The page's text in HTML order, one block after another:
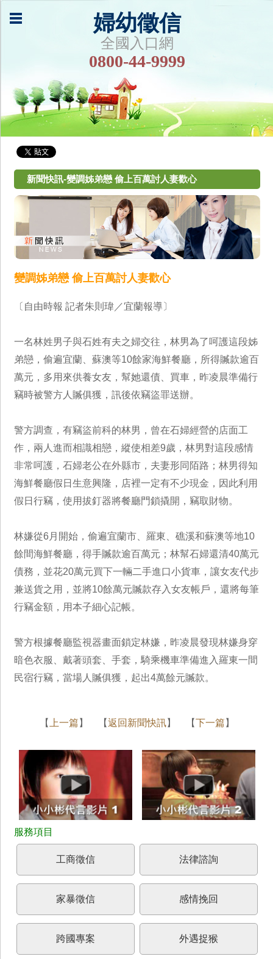
婦幼徵信
全國入口網
0800-44-9999
新聞快訊-變調姊弟戀 偷上百萬討人妻歡心
變調姊弟戀 偷上百萬討人妻歡心
〔自由時報 記者朱則瑋／宜蘭報導〕
一名林姓男子與石姓有夫之婦交往，林男為了呵護這段姊
弟戀，偷遍宜蘭、蘇澳等10餘家海鮮餐廳，所得贓款逾百
萬元，多用來供養女友，幫她還債、買車，昨凌晨準備行
竊時被警方人贓俱獲，訊後依竊盜罪送辦。
警方調查，有竊盜前科的林男，曾在石婦經營的店面工
作，兩人進而相識相戀，縱使相差9歲，林男對這段感情
非常呵護，石婦老公在外縣市，夫妻形同陌路；林男得知
海鮮餐廳假日生意興隆，店裡一定有不少現金，因此利用
假日行竊，使用拔釘器將餐廳門鎖撬開，竊取財物。
林嫌從6月開始，偷遍宜蘭市、羅東、礁溪和蘇澳等地10
餘間海鮮餐廳，得手贓款逾百萬元；林幫石婦還清40萬元
債務，並花20萬元買下一輛二手進口小貨車，讓女友代步
兼送貨之用，並將10餘萬元贓款存入女友帳戶，還將每筆
行竊金額，用本子細心記帳。
警方根據餐廳監視器畫面鎖定林嫌，昨凌晨發現林嫌身穿
暗色衣服、戴著頭套、手套，騎乘機車準備進入羅東一間
民宿行竊，當場人贓俱獲，起出4萬餘元贓款。
【 上一篇 】 【返回新聞快訊】 【下一篇 】
工商徵信 法律諮詢
家暴徵信 感情挽回
跨國專案 外遇捉猴